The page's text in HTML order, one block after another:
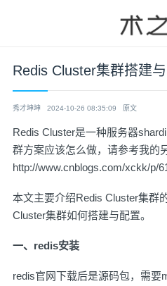
Redis Cluster集群搭建
秀才坤坤 2024-10-26 08:35:09 原文
Redis Cluster是一种服务器
群方案应该怎么做，请参考我的
http://www.cnblogs.com/xckk/p/
本文主要介绍Redis Cluster集群
Cluster集群如何搭建与配置。
一、redis安装
redis官网下载后是源码包，需要